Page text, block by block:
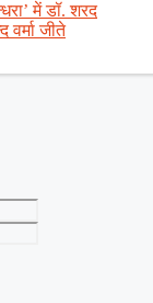
में डॉ. शरद
वर्मा जीते